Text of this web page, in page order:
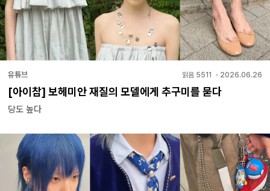
유튜브 읽음 5511 ・ 2026.06.26
[아이참] 보헤미안 재질의 모델에게 추구미를 묻다
당도 높다